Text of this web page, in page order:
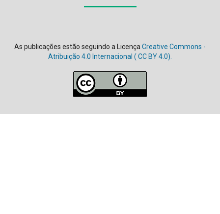
As publicações estão seguindo a Licença Creative Commons -
Atribuição 4.0 Internacional ( CC BY 4.0).